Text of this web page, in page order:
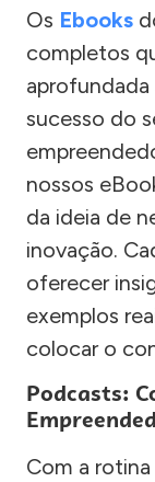
Os Ebooks
completos
aprofundada
sucesso do
nossos
da ideia de
inovação.
oferecer
exemplos
colocar o
Podcasts:
Com a